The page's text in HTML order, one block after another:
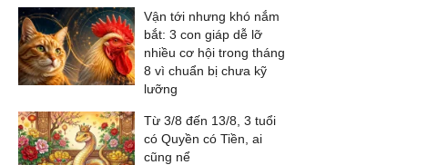
Vận tới nhưng khó nắm
bắt: 3 con giáp dễ lỡ
nhiều cơ hội trong tháng
8 vì chuẩn bị chưa kỹ
lưỡng
Từ 3/8 đến 13/8, 3 tuổi
có Quyền có Tiền, ai
cũng nể